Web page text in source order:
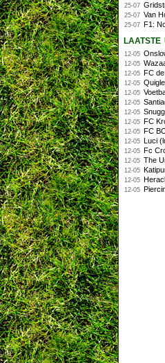
25-07
25-07 Van
25-07 F1:
laatste
12-05
12-05
12-05 FC
12-05
12-05
12-05
12-05
12-05 FC
12-05 FC
12-05 Luci
12-05 Fc
12-05 The
12-05
12-05
12-05